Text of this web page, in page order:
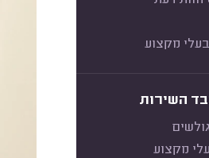
בעלי מקצוע
השירות
מקצוע